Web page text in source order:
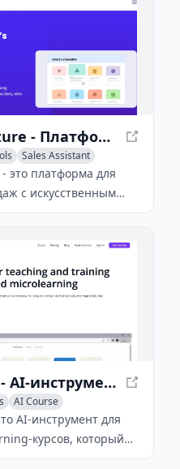
Second Nature - Платформа для обучения продаж с искусственным интеллектом
Sales Assistant
это платформа для
с искусственным
предлагает
для улучшения
команд продаж.
Mindsmith - AI-инструмент для создания eLearning-курсов с быстрым разработкой
AI Course
AI-инструмент для
курсов, который
настройку и